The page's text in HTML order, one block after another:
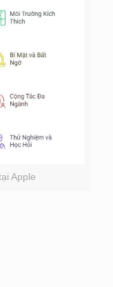
Apple